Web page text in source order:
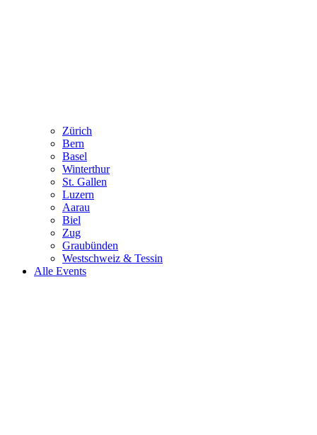
Zürich
Bern
Basel
Winterthur
St. Gallen
Luzern
Aarau
Biel
Zug
Graubünden
Westschweiz & Tessin
Alle Events